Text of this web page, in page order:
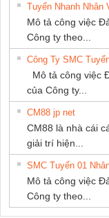
Tuyển Nhanh Nhân
Mô tả công việc
Công ty theo...
Công Ty SMC
Mô tả công việc
của Công ty...
CM88 jp net
CM88 là nhà cái
giải trí hiện...
SMC Tuyển 01
Mô tả công việc
Công ty theo...